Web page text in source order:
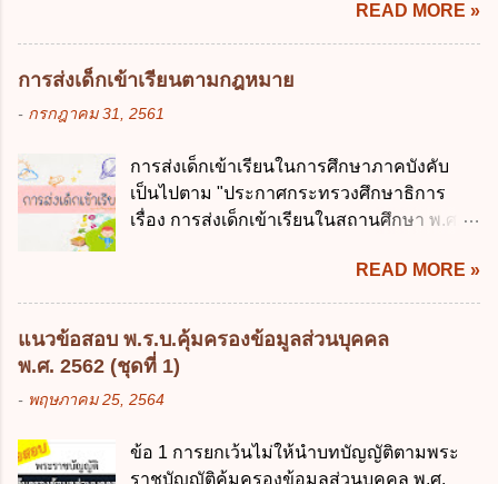
ข้อใด ก. เป็นไปตามความต้องการของชุมชน
ข. เพื่อป็นรายได้ขององค์กรปกครองส่วนท้อง
ถิ่น ค. มีเหตุจำเป็นหรือเหตุฉุกเฉินที่มิอาจหลีก
ปานกลางที่คณะรัฐมนตรีเห็นชอบแล้วไปใช้
ประกอบการพิจารณาในเรื่องต่อไปนี้ ยกเว้น
ข้อใด ก. การจัดเก็บหรือหารายได้ ข. การ
การบริหารงาน การให้บริการ การบูรณาการ
ข้อมูลภาครัฐ ค. วิธีการนำสัญลักษณ์ศูนย์และ
หนึ่ง เพื่อใช้สร้างระบบต่าง ๆ ง. สำนักงาน
พัฒนารัฐบาลดิจิทัล (องค์การมหาชน) ข้อ 2
การบริหารงานภาครัฐและการจัดทำบริการ
ดังต่อไปนี้ ยกเว้น ข้อใด ก. ให้มีการใช้ระบบ
ดิจิทัลอย่างคุ้มค่าและเต็มศักยภาพ ข. พัฒนา
โครงสร้างพื้นฐานด้านดิจิทัลที่จำเป็นให้เป็นไป
เครือข่ายดิจิทัล ง. เพิ่มประสิทธิภาคในการใช้
จ่ายงบประมาณให้เกิดความคุ้มค่าและเป็นไป
ตามเป้าหมาย ข้อ 3 ข้อใดกล่าวได้ถูกต้องที่สุด
เกี่ยวกับ "แผนพัฒนารัฐบาลดิจิทัล" ก. เป็นธร
รับผิดชอบในการบริหารจัดการข้อมูลของ
หน่วยงานของรัฐ ง. กำหนดกรอบและทิศทาง
READ MORE »
การส่งเด็กเข้าเรียนตามกฎหมาย
- กรกฎาคม 31, 2561
การส่งเด็กเข้าเรียนในการศึกษาภาคบังคับ
เป็นไปตาม "ประกาศกระทรวงศึกษาธิการ
เรื่อง การส่งเด็กเข้าเรียนในสถานศึกษา พ.ศ.
เรื่อง หลักเกณฑ์และวิธีการปฏิบัติสำหรับผู้ที่
มิใช่ผู้ปกครองซึ่งมีเด็กที่มีอายุในเกณฑ์การ
ศึกษาภาคบังคับอาศัยอยู่" ออกตามความใน
พระราชบัญญัติการศึกษาภาคบังคับ พ.ศ.
2545 ซึ่งเป็นกฎหมายที่มีโทษทางอาญา โดย
มีสาระสำคัญดังนี้ 1. คำว่า "เด็ก" หมายถึง เด็ก
เว้นแต่เด็กที่สอบได้ชั้นปีที่ 9 ของการศึกษา
READ MORE »
แนวข้อสอบ พ.ร.บ.คุ้มครองข้อมูลส่วนบุคคล
พ.ศ. 2562 (ชุดที่ 1)
- พฤษภาคม 25, 2564
ข้อ 1 การยกเว้นไม่ให้นำบทบัญญัติตามพระ
ราชบัญญัติคุ้มครองข้อมูลส่วนบุคคล พ.ศ.